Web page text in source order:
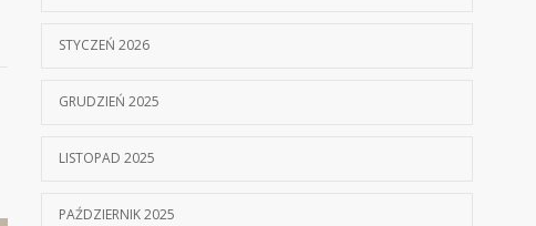
STYCZEŃ 2026
GRUDZIEŃ 2025
LISTOPAD 2025
PAŹDZIERNIK 2025